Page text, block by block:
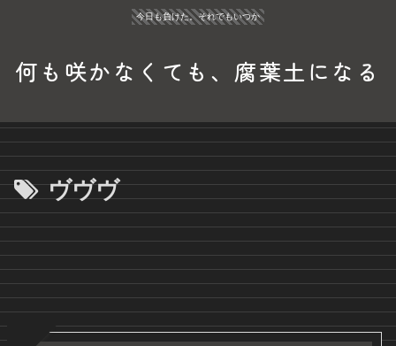
今日も負けた。それでもいつか
何も咲かなくても、腐葉土になる
ヴヴヴ